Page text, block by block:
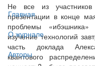
Главная
О журнале
Авторы
Не все из участников
презентации в конце
проблемы
изучение технологий
часть доклада
квантового